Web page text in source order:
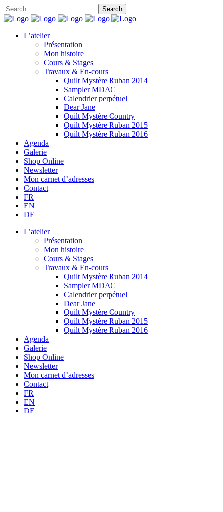
L’atelier
Présentation
Mon histoire
Cours & Stages
Travaux & En-cours
Quilt Mystère Ruban 2014
Sampler MDAC
Calendrier perpétuel
Dear Jane
Quilt Mystère Country
Quilt Mystère Ruban 2015
Quilt Mystère Ruban 2016
Agenda
Galerie
Shop Online
Newsletter
Mon carnet d’adresses
Contact
FR
EN
DE
L’atelier
Présentation
Mon histoire
Cours & Stages
Travaux & En-cours
Quilt Mystère Ruban 2014
Sampler MDAC
Calendrier perpétuel
Dear Jane
Quilt Mystère Country
Quilt Mystère Ruban 2015
Quilt Mystère Ruban 2016
Agenda
Galerie
Shop Online
Newsletter
Mon carnet d’adresses
Contact
FR
EN
DE